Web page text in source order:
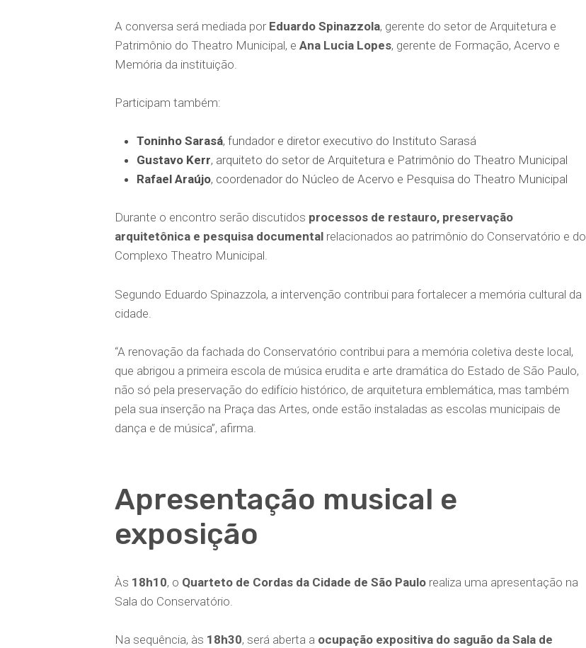
A conversa será mediada por Eduardo Spinazzola, gerente do setor de Arquitetura e
Patrimônio do Theatro Municipal, e Ana Lucia Lopes, gerente de Formação, Acervo e
Memória da instituição.
Participam também:
Toninho Sarasá, fundador e diretor executivo do Instituto Sarasá
Gustavo Kerr, arquiteto do setor de Arquitetura e Patrimônio do Theatro Municipal
Rafael Araújo, coordenador do Núcleo de Acervo e Pesquisa do Theatro Municipal
Durante o encontro serão discutidos processos de restauro, preservação
arquitetônica e pesquisa documental relacionados ao patrimônio do Conservatório e do
Complexo Theatro Municipal.
Segundo Eduardo Spinazzola, a intervenção contribui para fortalecer a memória cultural da
cidade.
“A renovação da fachada do Conservatório contribui para a memória coletiva deste local,
que abrigou a primeira escola de música erudita e arte dramática do Estado de São Paulo,
não só pela preservação do edifício histórico, de arquitetura emblemática, mas também
pela sua inserção na Praça das Artes, onde estão instaladas as escolas municipais de
dança e de música”, afirma.
Apresentação musical e
exposição
Às 18h10, o Quarteto de Cordas da Cidade de São Paulo realiza uma apresentação na
Sala do Conservatório.
Na sequência, às 18h30, será aberta a ocupação expositiva do saguão da Sala de